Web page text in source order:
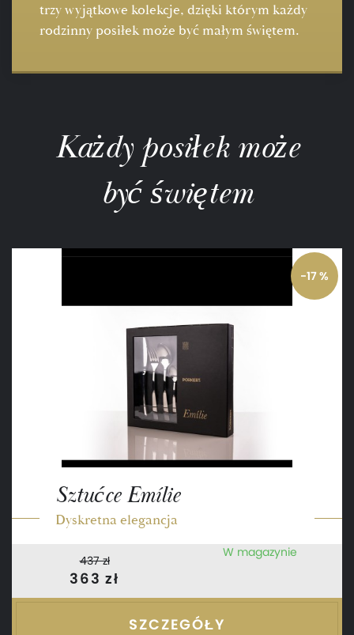
trzy wyjątkowe kolekcje, dzięki którym każdy
rodzinny posiłek może być małym świętem.
Każdy posiłek może
być świętem
-17 %
Sztućce Emílie
Dyskretna elegancja
437 zł
363 zł
W magazynie
SZCZEGÓŁY